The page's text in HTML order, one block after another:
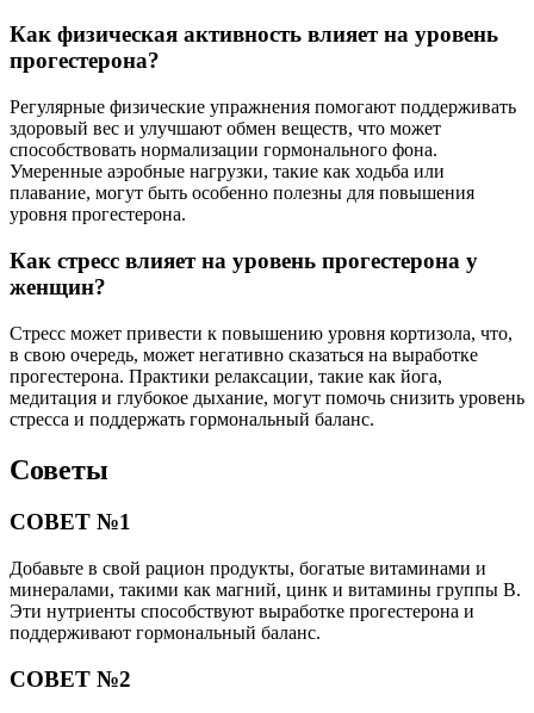
Как физическая активность влияет на уровень
прогестерона?
Регулярные физические упражнения помогают поддерживать
здоровый вес и улучшают обмен веществ, что может
способствовать нормализации гормонального фона.
Умеренные аэробные нагрузки, такие как ходьба или
плавание, могут быть особенно полезны для повышения
уровня прогестерона.
Как стресс влияет на уровень прогестерона у
женщин?
Стресс может привести к повышению уровня кортизола, что,
в свою очередь, может негативно сказаться на выработке
прогестерона. Практики релаксации, такие как йога,
медитация и глубокое дыхание, могут помочь снизить уровень
стресса и поддержать гормональный баланс.
Советы
СОВЕТ №1
Добавьте в свой рацион продукты, богатые витаминами и
минералами, такими как магний, цинк и витамины группы B.
Эти нутриенты способствуют выработке прогестерона и
поддерживают гормональный баланс.
СОВЕТ №2